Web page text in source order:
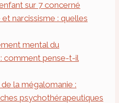
sur 7 concerné
narcissisme : quelles
mental du
comment pense-t-il
la mégalomanie :
psychothérapeutiques